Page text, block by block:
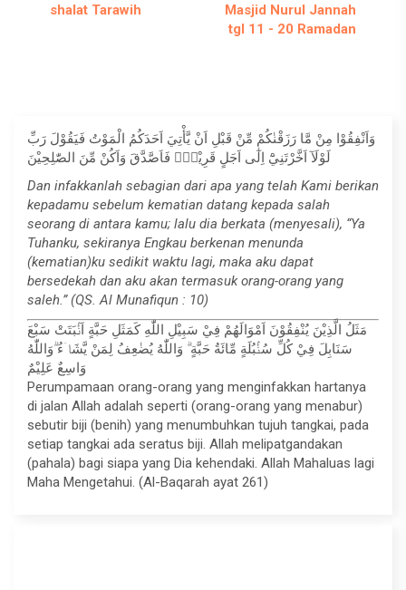
shalat Tarawih
Masjid Nurul Jannah
tgl 11 - 20 Ramadan
وَاَنْفِقُوْا مِنْ مَّا رَزَقْنٰكُمْ مِّنْ قَبْلِ اَنْ يَّأْتِيَ اَحَدَكُمُ الْمَوْتُ فَيَقُوْلَ رَبِّ
لَوْلَآ اَخَّرْتَنِيْٓ اِلٰٓى اَجَلٍ قَرِيْبٍۚ فَاَصَّدَّقَ وَاَكُنْ مِّنَ الصّٰلِحِيْنَ
Dan infakkanlah sebagian dari apa yang telah Kami berikan
kepadamu sebelum kematian datang kepada salah
seorang di antara kamu; lalu dia berkata (menyesali), “Ya
Tuhanku, sekiranya Engkau berkenan menunda
(kematian)ku sedikit waktu lagi, maka aku dapat
bersedekah dan aku akan termasuk orang-orang yang
saleh.” (QS. Al Munafiqun : 10)
مَثَلُ الَّذِيْنَ يُنْفِقُوْنَ اَمْوَالَهُمْ فِيْ سَبِيْلِ اللّٰهِ كَمَثَلِ حَبَّةٍ اَنْۢبَتَتْ سَبْعَ
سَنَابِلَ فِيْ كُلِّ سُنْۢبُلَةٍ مِّائَةُ حَبَّةٍ ۗ وَاللّٰهُ يُضٰعِفُ لِمَنْ يَّشَاۤءُ ۗوَاللّٰهُ
وَاسِعٌ عَلِيْمٌ
Perumpamaan orang-orang yang menginfakkan hartanya
di jalan Allah adalah seperti (orang-orang yang menabur)
sebutir biji (benih) yang menumbuhkan tujuh tangkai, pada
setiap tangkai ada seratus biji. Allah melipatgandakan
(pahala) bagi siapa yang Dia kehendaki. Allah Mahaluas lagi
Maha Mengetahui. (Al-Baqarah ayat 261)